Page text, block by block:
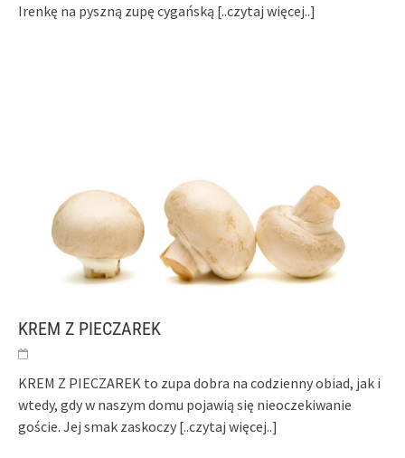
Irenkę na pyszną zupę cygańską [..czytaj więcej..]
KREM Z PIECZAREK
KREM Z PIECZAREK to zupa dobra na codzienny obiad, jak i
wtedy, gdy w naszym domu pojawią się nieoczekiwanie
goście. Jej smak zaskoczy [..czytaj więcej..]